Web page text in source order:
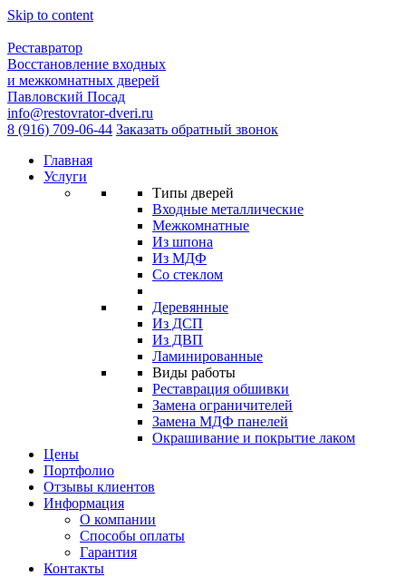
Skip to content
Реставратор
Восстановление входных
и межкомнатных дверей
Павловский Посад
info@restovrator-dveri.ru
8 (916) 709-06-44 Заказать обратный звонок
Главная
Услуги
Типы дверей
Входные металлические
Межкомнатные
Из шпона
Из МДФ
Cо стеклом
Деревянные
Из ДСП
Из ДВП
Ламинированные
Виды работы
Реставрация обшивки
Замена ограничителей
Замена МДФ панелей
Окрашивание и покрытие лаком
Цены
Портфолио
Отзывы клиентов
Информация
О компании
Способы оплаты
Гарантия
Контакты